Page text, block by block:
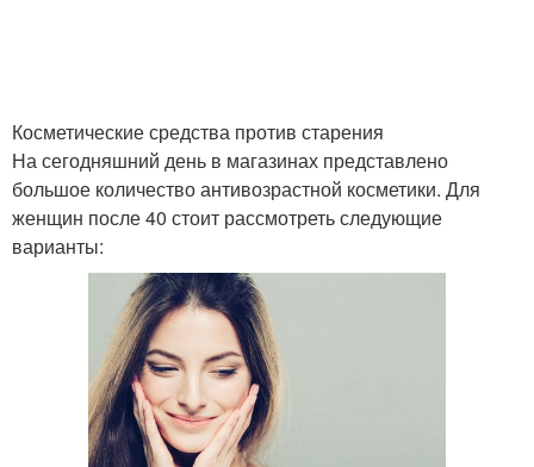
Косметические средства против старения
На сегодняшний день в магазинах представлено
большое количество антивозрастной косметики. Для
женщин после 40 стоит рассмотреть следующие
варианты: